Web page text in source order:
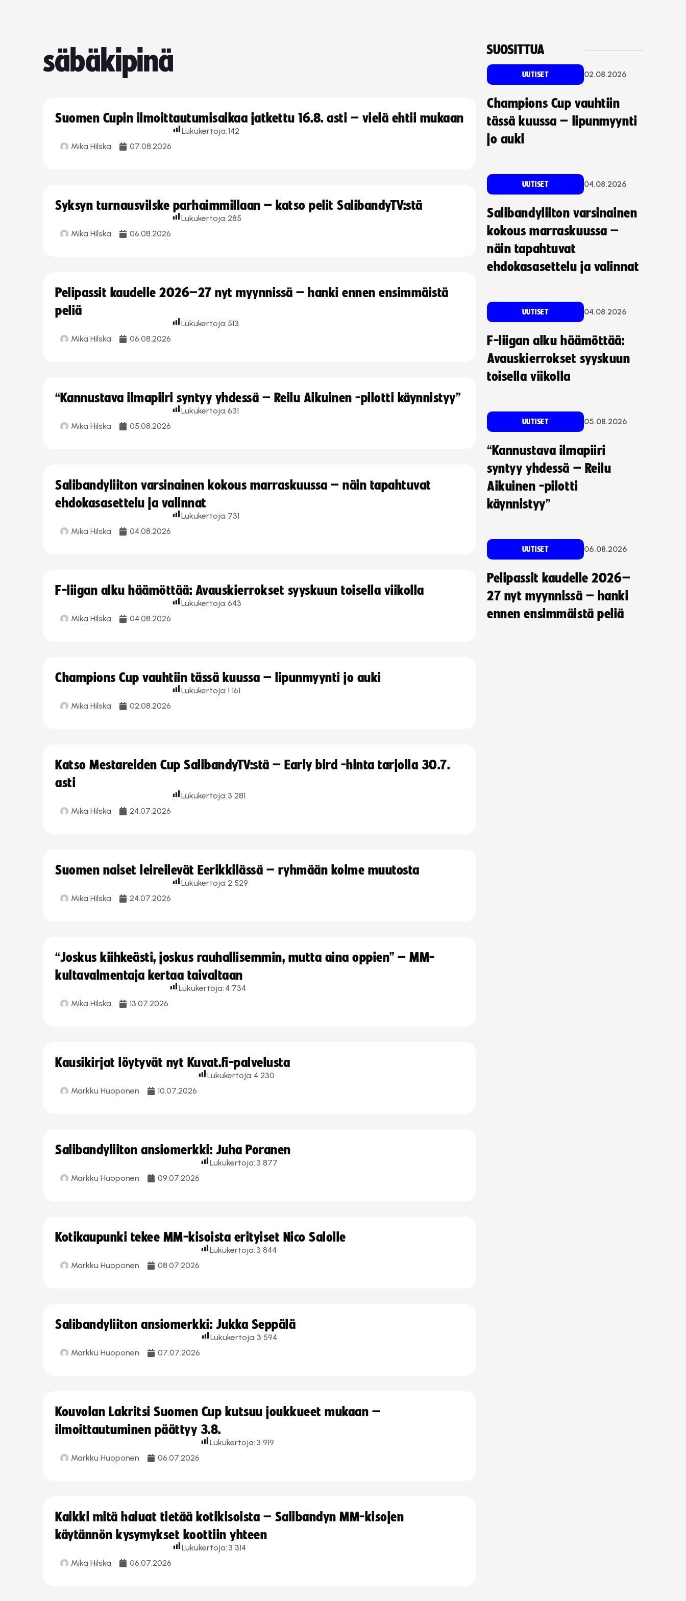
säbäkipinä
Suomen Cupin ilmoittautumisaikaa jatkettu 16.8. asti – vielä ehtii mukaan
Mika Hilska 07.08.2026
Lukukertoja:142
Syksyn turnausvilske parhaimmillaan – katso pelit SalibandyTV:stä
Mika Hilska 06.08.2026
Lukukertoja:285
Pelipassit kaudelle 2026–27 nyt myynnissä – hanki ennen ensimmäistä
peliä
Mika Hilska 06.08.2026
Lukukertoja: 513
“Kannustava ilmapiiri syntyy yhdessä – Reilu Aikuinen -pilotti käynnistyy”
Mika Hilska 05.08.2026
Lukukertoja:631
Salibandyliiton varsinainen kokous marraskuussa – näin tapahtuvat
ehdokasasettelu ja valinnat
Mika Hilska 04.08.2026
Lukukertoja: 731
F-liigan alku häämöttää: Avauskierrokset syyskuun toisella viikolla
Mika Hilska 04.08.2026
Lukukertoja:643
Champions Cup vauhtiin tässä kuussa – lipunmyynti jo auki
Mika Hilska 02.08.2026
Lukukertoja:1 161
Katso Mestareiden Cup SalibandyTV:stä – Early bird -hinta tarjolla 30.7.
asti
Mika Hilska 24.07.2026
Lukukertoja: 3 281
Suomen naiset leireilevät Eerikkilässä – ryhmään kolme muutosta
Mika Hilska 24.07.2026
Lukukertoja:2 529
“Joskus kiihkeästi, joskus rauhallisemmin, mutta aina oppien” – MM-
kultavalmentaja kertaa taivaltaan
Mika Hilska 13.07.2026
Lukukertoja: 4 734
Kausikirjat löytyvät nyt Kuvat.fi-palvelusta
Markku Huoponen 10.07.2026
Lukukertoja: 4 230
Salibandyliiton ansiomerkki: Juha Poranen
Markku Huoponen 09.07.2026
Lukukertoja: 3 877
Kotikaupunki tekee MM-kisoista erityiset Nico Salolle
Markku Huoponen 08.07.2026
Lukukertoja: 3 844
Salibandyliiton ansiomerkki: Jukka Seppälä
Markku Huoponen 07.07.2026
Lukukertoja: 3 594
Kouvolan Lakritsi Suomen Cup kutsuu joukkueet mukaan –
ilmoittautuminen päättyy 3.8.
Markku Huoponen 06.07.2026
Lukukertoja: 3 919
Kaikki mitä haluat tietää kotikisoista – Salibandyn MM-kisojen
käytännön kysymykset koottiin yhteen
Mika Hilska 06.07.2026
Lukukertoja: 3 314
SUOSITTUA
UUTISET 02.08.2026
Champions Cup vauhtiin
tässä kuussa – lipunmyynti
jo auki
UUTISET 04.08.2026
Salibandyliiton varsinainen
kokous marraskuussa –
näin tapahtuvat
ehdokasasettelu ja valinnat
UUTISET 04.08.2026
F-liigan alku häämöttää:
Avauskierrokset syyskuun
toisella viikolla
UUTISET 05.08.2026
“Kannustava ilmapiiri
syntyy yhdessä – Reilu
Aikuinen -pilotti
käynnistyy”
UUTISET 06.08.2026
Pelipassit kaudelle 2026–
27 nyt myynnissä – hanki
ennen ensimmäistä peliä